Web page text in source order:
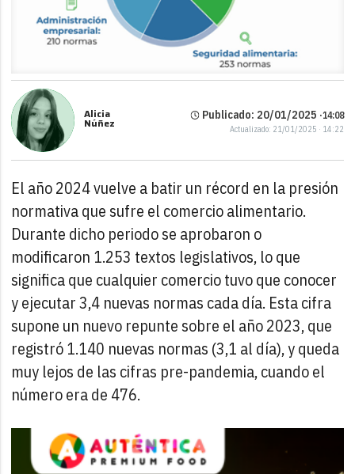
Alicia
Núñez
Publicado: 20/01/2025 ·14:08
Actualizado: 21/01/2025 · 14:22
El año 2024 vuelve a batir un récord en la presión
normativa que sufre el comercio alimentario.
Durante dicho periodo se aprobaron o
modificaron 1.253 textos legislativos, lo que
significa que cualquier comercio tuvo que conocer
y ejecutar 3,4 nuevas normas cada día. Esta cifra
supone un nuevo repunte sobre el año 2023, que
registró 1.140 nuevas normas (3,1 al día), y queda
muy lejos de las cifras pre-pandemia, cuando el
número era de 476.